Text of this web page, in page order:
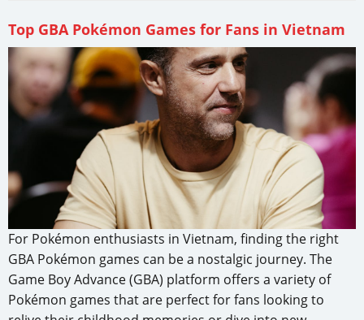
Top GBA Pokémon Games for Fans in Vietnam
For Pokémon enthusiasts in Vietnam, finding the right
GBA Pokémon games can be a nostalgic journey. The
Game Boy Advance (GBA) platform offers a variety of
Pokémon games that are perfect for fans looking to